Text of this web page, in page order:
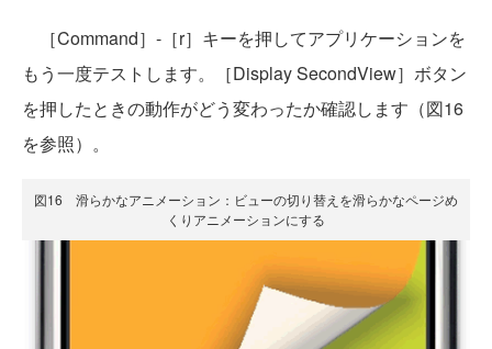
［Command］-［r］キーを押してアプリケーションを
もう一度テストします。［Display SecondView］ボタン
を押したときの動作がどう変わったか確認します（図16
を参照）。
図16 滑らかなアニメーション：ビューの切り替えを滑らかなページめ
くりアニメーションにする